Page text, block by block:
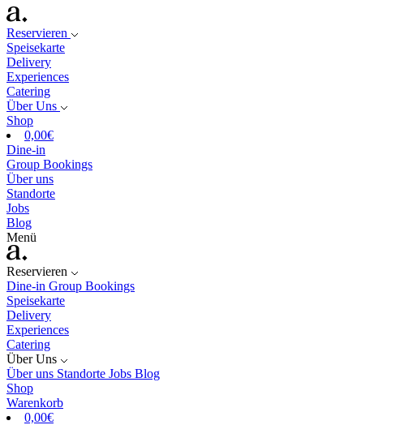
Reservieren
Speisekarte
Delivery
Experiences
Catering
Über Uns
Shop
0,00€
Dine-in
Group Bookings
Über uns
Standorte
Jobs
Blog
Menü
Reservieren
Dine-in Group Bookings
Speisekarte
Delivery
Experiences
Catering
Über Uns
Über uns Standorte Jobs Blog
Shop
Warenkorb
0,00€